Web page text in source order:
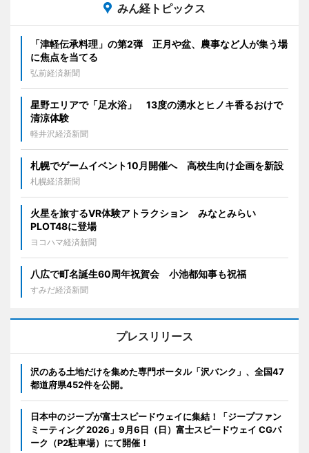
みん経トピックス
「津軽伝承料理」の第2弾 正月や盆、農事など人が集う場
に焦点を当てる
弘前経済新聞
星野エリアで「足水浴」 13度の湧水とヒノキ香るおけで
清涼体験
軽井沢経済新聞
札幌でゲームイベント10月開催へ 高校生向け企画を新設
札幌経済新聞
火星を旅するVR体験アトラクション みなとみらい
PLOT48に登場
ヨコハマ経済新聞
八広で町名誕生60周年祝賀会 小池都知事も祝福
すみだ経済新聞
プレスリリース
沢のある土地だけを集めた専門ポータル「沢バンク」、全国47
都道府県452件を公開。
日本中のジープが富士スピードウェイに集結！「ジープファン
ミーティング 2026」9月6日（日）富士スピードウェイ CGパ
ーク（P2駐車場）にて開催！